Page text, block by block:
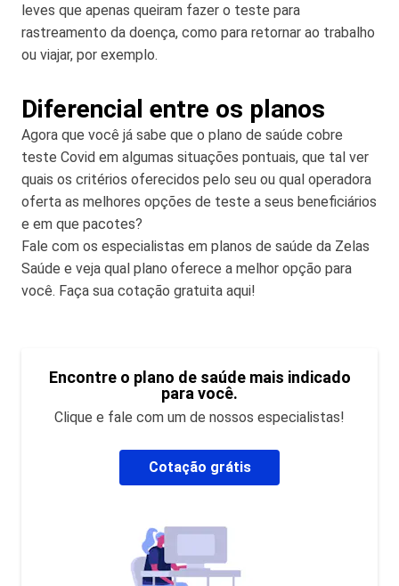
leves que apenas queiram fazer o teste para
rastreamento da doença, como para retornar ao trabalho
ou viajar, por exemplo.
Diferencial entre os planos
Agora que você já sabe que o plano de saúde cobre
teste Covid em algumas situações pontuais, que tal ver
quais os critérios oferecidos pelo seu ou qual operadora
oferta as melhores opções de teste a seus beneficiários
e em que pacotes?
Fale com os especialistas em planos de saúde da Zelas
Saúde e veja qual plano oferece a melhor opção para
você. Faça sua cotação gratuita aqui!
Encontre o plano de saúde mais indicado
para você.
Clique e fale com um de nossos especialistas!
Cotação grátis